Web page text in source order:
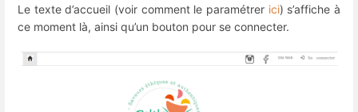
Le texte d’accueil (voir comment le paramétrer ici) s’affiche à
ce moment là, ainsi qu’un bouton pour se connecter.